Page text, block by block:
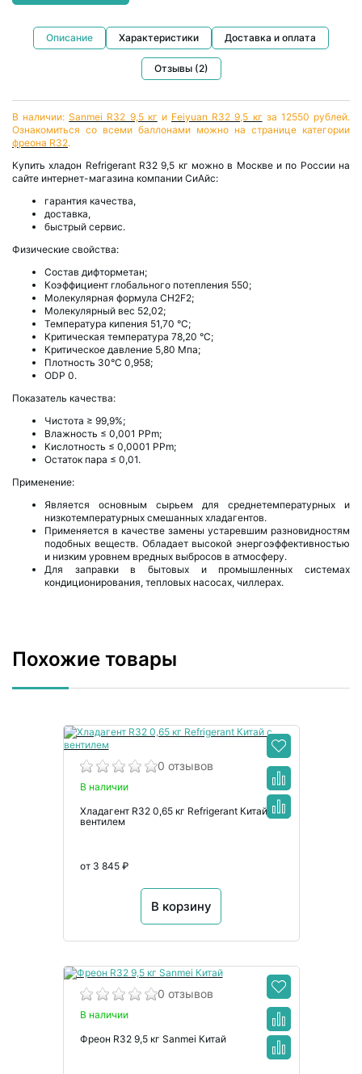
Описание Характеристики Доставка и оплата
Отзывы (2)
В наличии:Sanmei R32 9,5 кг и Feiyuan R32 9,5 кг за 12550 рублей.
Ознакомиться со всеми баллонами можно на странице категории
фреона R32.
Купить хладон Refrigerant R32 9,5 кг можно в Москве и по России на
сайте интернет-магазина компании СиАйс:
гарантия качества,
доставка,
быстрый сервис.
Физические свойства:
Состав дифторметан;
Коэффициент глобального потепления 550;
Молекулярная формула СН2F2;
Молекулярный вес 52,02;
Температура кипения 51,70 °С;
Критическая температура 78,20 °С;
Критическое давление 5,80 Мпа;
Плотность 30°С 0,958;
ODP 0.
Показатель качества:
Чистота ≥ 99,9%;
Влажность ≤ 0,001 PPm;
Кислотность ≤ 0,0001 PPm;
Остаток пара ≤ 0,01.
Применение:
Является основным сырьем для среднетемпературных и
низкотемпературных смешанных хладагентов.
Применяется в качестве замены устаревшим разновидностям
подобных веществ. Обладает высокой энергоэффективностью
и низким уровнем вредных выбросов в атмосферу.
Для заправки в бытовых и промышленных системах
кондиционирования, тепловых насосах, чиллерах.
Похожие товары
0 отзывов
В наличии
Хладагент R32 0,65 кг Refrigerant Китай с
вентилем
от 3 845 ₽
В корзину
0 отзывов
В наличии
Фреон R32 9,5 кг Sanmei Китай